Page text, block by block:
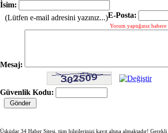
İsim:
E-Posta:
(Lütfen e-mail adresini yazınız...)
Yorum yaptığınız
Mesaj:
Güvenlik Kodu:
Üsküdar 34 Haber Sitesi, tüm bilgilerinizi kayıt altına almaktadır!